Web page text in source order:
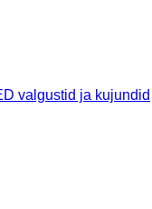
valgustid ja kujundid